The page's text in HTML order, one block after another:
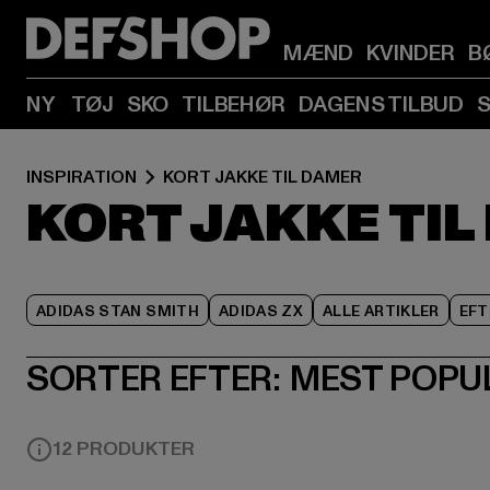
MÆND KVINDER
NY TØJ SKO TILBEHØR DAGENS TILBUD
INSPIRATION KORT JAKKE TIL DAMER
KORT JAKKE
ADIDAS STAN SMITH ADIDAS ZX ALLE ARTIKLER
SORTER EFTER: MEST
12 PRODUKTER